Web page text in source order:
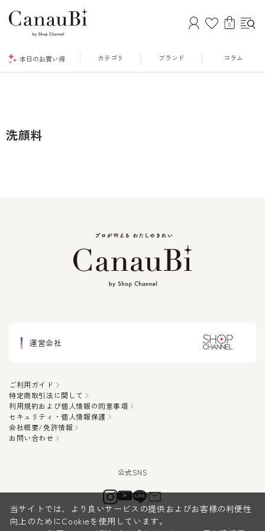
0
本日のお買い得 カテゴリ ブランド コラム
洗顔料
運営会社
ご利用ガイド
特定商取引法に関して
利用規約および個人情報の同意事項
セキュリティ・個人情報保護
会社概要/免許情報
お問い合わせ
当サイトでは、より良いサービスの提供およびお客様の利便性
向上のためにCookieを使用しています。